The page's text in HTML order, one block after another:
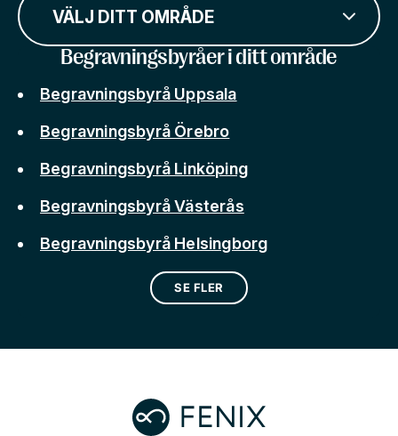
VÄLJ DITT OMRÅDE
Begravningsbyråer i ditt område
Begravningsbyrå Uppsala
Begravningsbyrå Örebro
Begravningsbyrå Linköping
Begravningsbyrå Västerås
Begravningsbyrå Helsingborg
SE FLER